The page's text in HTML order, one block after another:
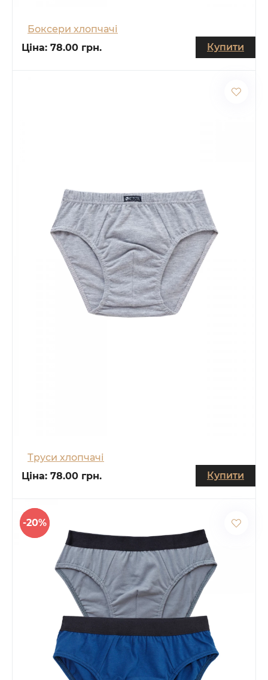
Боксери хлопчачі
Ціна: 78.00 грн. Купити
Труси хлопчачі
Ціна: 78.00 грн. Купити
-20%